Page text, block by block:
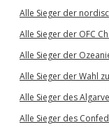
Alle Sieger der
Alle Sieger der OFC
Alle Sieger der
Alle Sieger der Wahl
Alle Sieger des
Alle Sieger des